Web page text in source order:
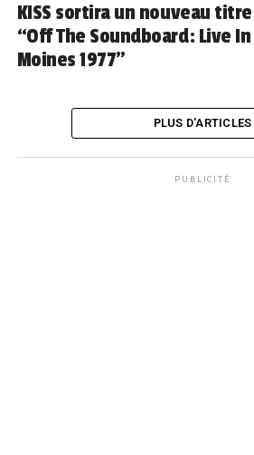
KISS sortira un nouveau titre
“Off The Soundboard: Live In
Moines 1977”
PLUS D'ARTICLES
PUBLICITÉ